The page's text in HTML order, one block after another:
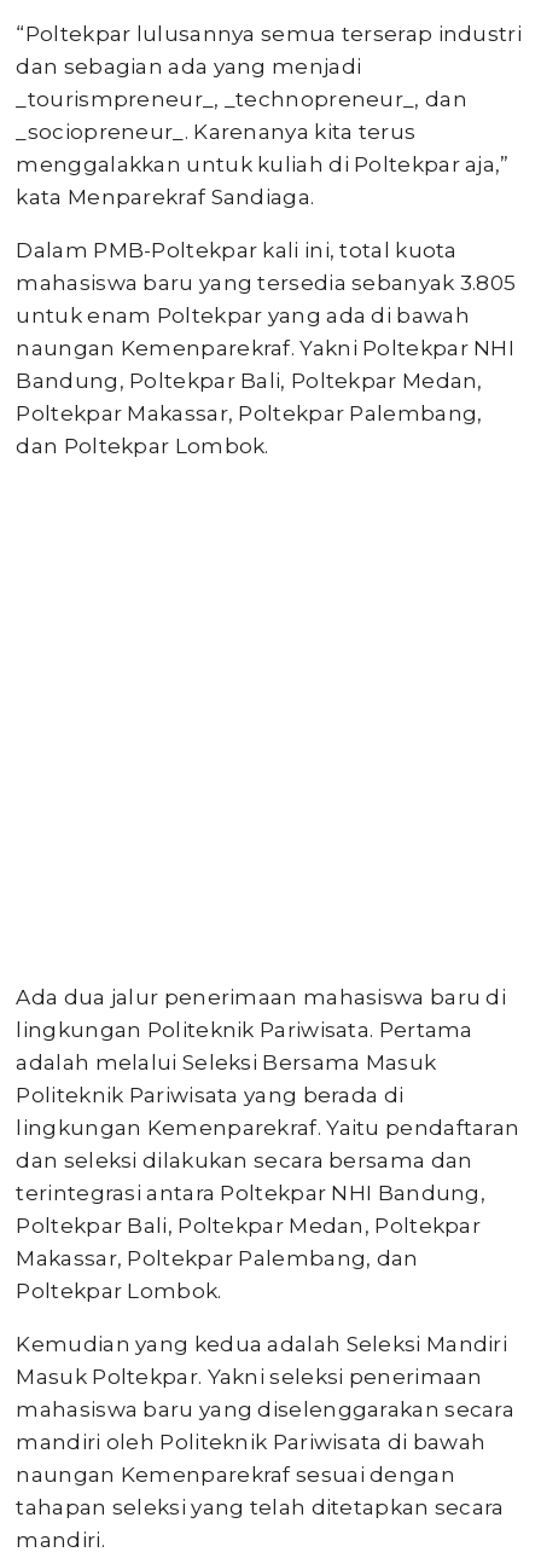
“Poltekpar lulusannya semua terserap industri
dan sebagian ada yang menjadi
_tourismpreneur_, _technopreneur_, dan
_sociopreneur_. Karenanya kita terus
menggalakkan untuk kuliah di Poltekpar aja,”
kata Menparekraf Sandiaga.
Dalam PMB-Poltekpar kali ini, total kuota
mahasiswa baru yang tersedia sebanyak 3.805
untuk enam Poltekpar yang ada di bawah
naungan Kemenparekraf. Yakni Poltekpar NHI
Bandung, Poltekpar Bali, Poltekpar Medan,
Poltekpar Makassar, Poltekpar Palembang,
dan Poltekpar Lombok.
Ada dua jalur penerimaan mahasiswa baru di
lingkungan Politeknik Pariwisata. Pertama
adalah melalui Seleksi Bersama Masuk
Politeknik Pariwisata yang berada di
lingkungan Kemenparekraf. Yaitu pendaftaran
dan seleksi dilakukan secara bersama dan
terintegrasi antara Poltekpar NHI Bandung,
Poltekpar Bali, Poltekpar Medan, Poltekpar
Makassar, Poltekpar Palembang, dan
Poltekpar Lombok.
Kemudian yang kedua adalah Seleksi Mandiri
Masuk Poltekpar. Yakni seleksi penerimaan
mahasiswa baru yang diselenggarakan secara
mandiri oleh Politeknik Pariwisata di bawah
naungan Kemenparekraf sesuai dengan
tahapan seleksi yang telah ditetapkan secara
mandiri.